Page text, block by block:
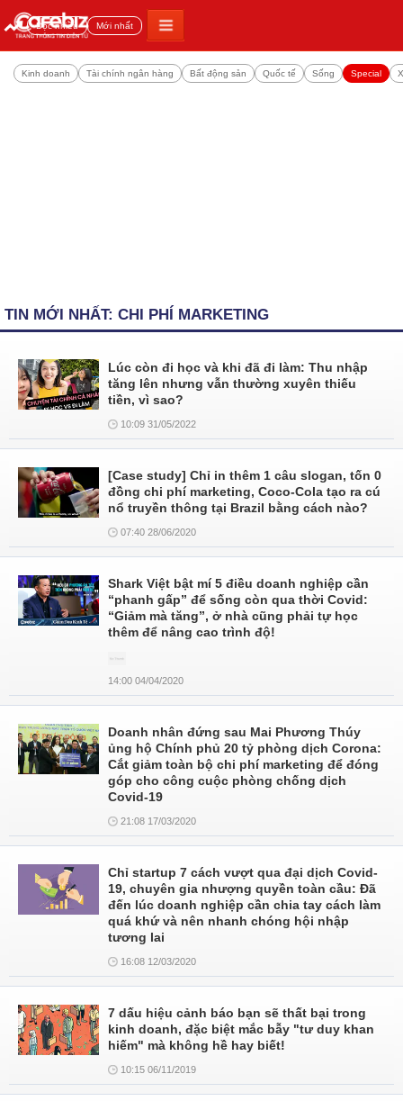
Đọc nhiều Mới nhất
Kinh doanh Tài chính ngân hàng Bất động sản Quốc tế Sống Special
TIN MỚI NHẤT: CHI PHÍ MARKETING
Lúc còn đi học và khi đã đi làm: Thu nhập
tăng lên nhưng vẫn thường xuyên thiếu
tiền, vì sao?
10:09 31/05/2022
[Case study] Chỉ in thêm 1 câu slogan, tốn 0
đồng chi phí marketing, Coco-Cola tạo ra cú
nổ truyền thông tại Brazil bằng cách nào?
07:40 28/06/2020
Shark Việt bật mí 5 điều doanh nghiệp cần
“phanh gấp” để sống còn qua thời Covid:
“Giảm mà tăng”, ở nhà cũng phải tự học
thêm để nâng cao trình độ!
14:00 04/04/2020
Doanh nhân đứng sau Mai Phương Thúy
ủng hộ Chính phủ 20 tỷ phòng dịch Corona:
Cắt giảm toàn bộ chi phí marketing để đóng
góp cho công cuộc phòng chống dịch
Covid-19
21:08 17/03/2020
Chỉ startup 7 cách vượt qua đại dịch Covid-
19, chuyên gia nhượng quyền toàn cầu: Đã
đến lúc doanh nghiệp cần chia tay cách làm
quá khứ và nên nhanh chóng hội nhập
tương lai
16:08 12/03/2020
7 dấu hiệu cảnh báo bạn sẽ thất bại trong
kinh doanh, đặc biệt mắc bẫy "tư duy khan
hiếm" mà không hề hay biết!
10:15 06/11/2019